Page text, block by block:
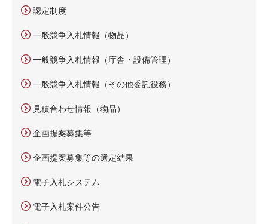
認定制度
一般競争入札情報（物品）
一般競争入札情報（庁舎・設備管理）
一般競争入札情報（その他委託役務）
見積合わせ情報（物品）
企画提案募集等
企画提案募集等の選定結果
電子入札システム
電子入札案件公告